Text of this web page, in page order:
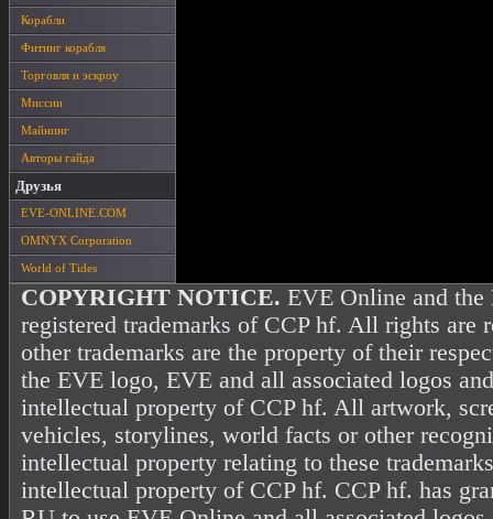
Корабли
Фитинг корабля
Торговля и эскроу
Миссии
Майнинг
Авторы гайда
Друзья
EVE-ONLINE.COM
OMNYX Corporation
World of Tides
COPYRIGHT NOTICE. EVE Online and the
registered trademarks of CCP hf. All rights are
other trademarks are the property of their
the EVE logo, EVE and all associated logos
intellectual property of CCP hf. All artwork,
vehicles, storylines, world facts or other
intellectual property relating to these
intellectual property of CCP hf. CCP hf. has